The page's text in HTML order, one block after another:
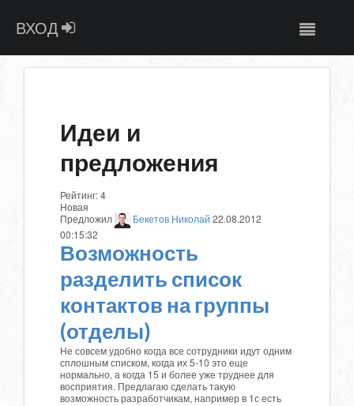
ВХОД
Идеи и
предложения
Рейтинг:4
Новая
Предложил
Бекетов Николай 22.08.2012
00:15:32
Возможность
разделить список
контактов на группы
(отделы)
Не совсем удобно когда все сотрудники идут одним
сплошным списком, когда их 5-10 это еще
нормально, а когда 15 и более уже труднее для
восприятия. Предлагаю сделать такую
возможность разработчикам, например в 1с есть